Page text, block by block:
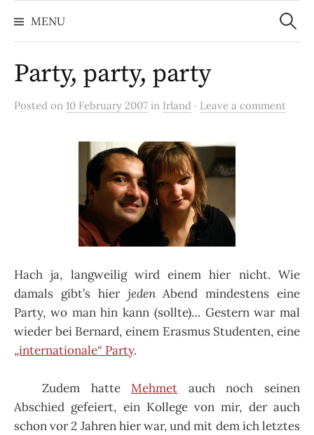
to
content
MENU
Search
for:
Party, party, party
Posted on 10 February 2007 in Irland · Leave a comment
Hach ja, langweilig wird einem hier nicht. Wie
damals gibt’s hier jedenAbend mindestens eine
Party, wo man hin kann (sollte)… Gestern war mal
wieder bei Bernard, einem Erasmus Studenten, eine
„internationale“ Party.
Zudem hatteMehmet auch noch seinen
Abschied gefeiert, ein Kollege von mir, der auch
schon vor 2 Jahren hier war, und mit dem ich letztes